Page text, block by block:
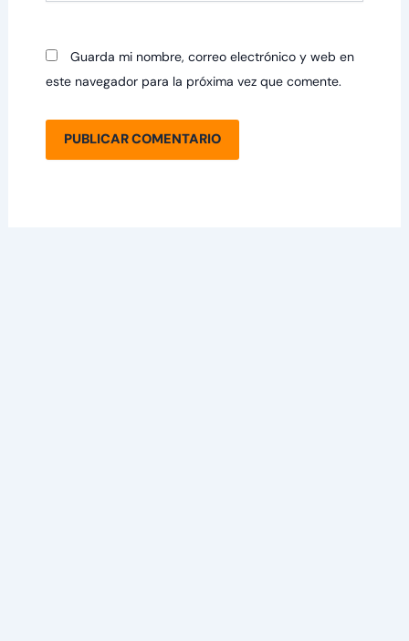
Guarda mi nombre, correo electrónico y web en
este navegador para la próxima vez que comente.